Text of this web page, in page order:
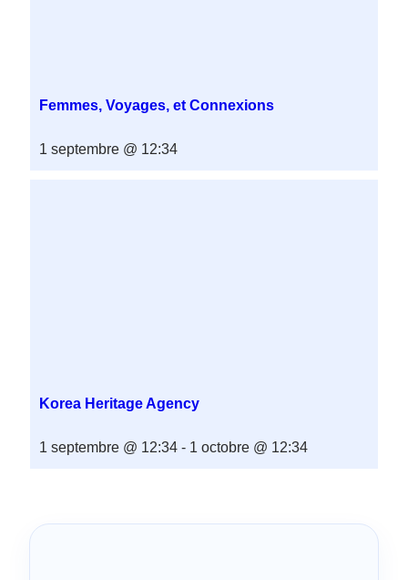
Femmes, Voyages, et Connexions
1 septembre @ 12:34
Korea Heritage Agency
1 septembre @ 12:34 - 1 octobre @ 12:34